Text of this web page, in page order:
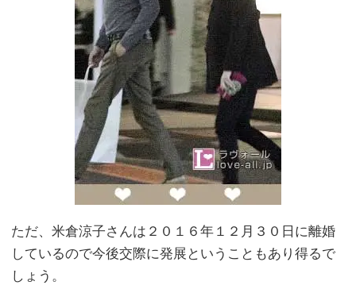
ただ、米倉涼子さんは２０１６年１２月３０日に離婚
しているので今後交際に発展ということもあり得るで
しょう。